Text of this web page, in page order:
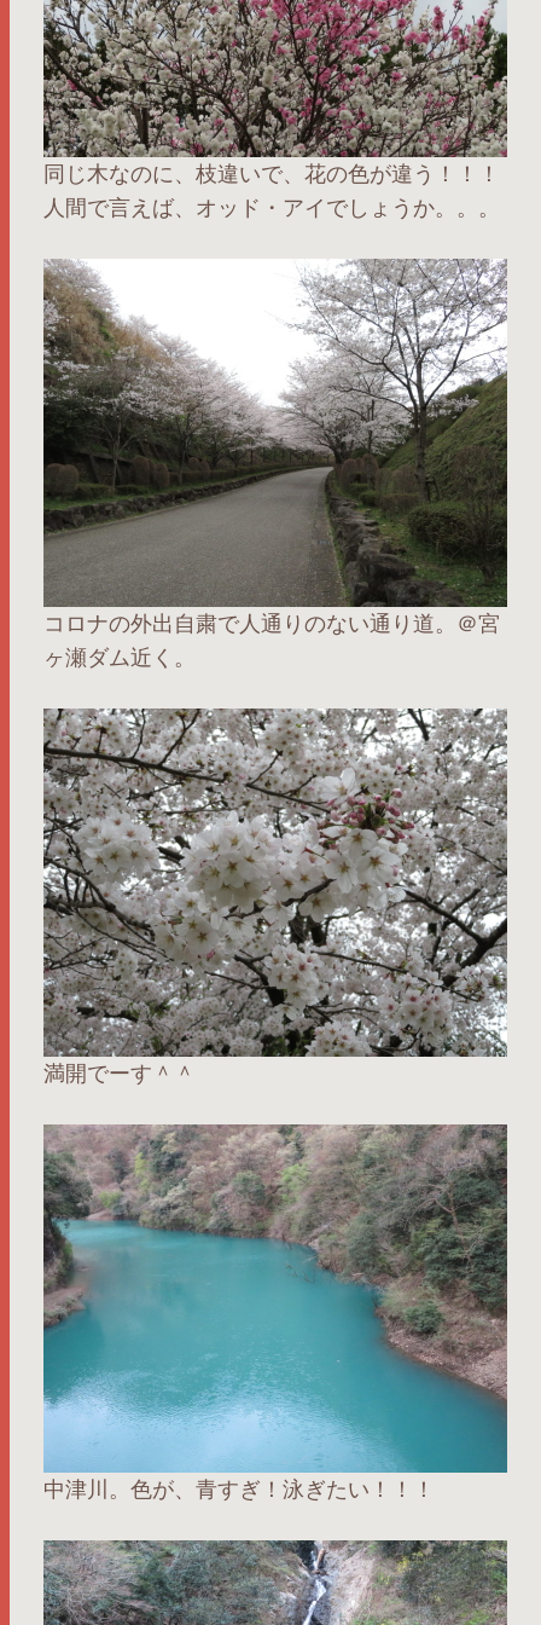
同じ木なのに、枝違いで、花の色が違う！！！
人間で言えば、オッド・アイでしょうか。。。
コロナの外出自粛で人通りのない通り道。＠宮
ヶ瀬ダム近く。
満開でーす＾＾
中津川。色が、青すぎ！泳ぎたい！！！